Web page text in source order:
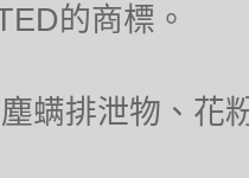
的商標。
螨排泄物、花